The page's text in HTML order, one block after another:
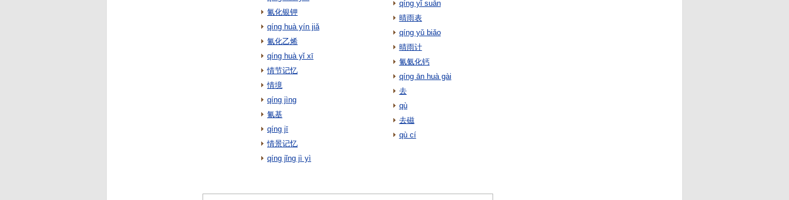
氰化银钾
qíng huà yín jiǎ
氰化乙烯
qíng huà yǐ xī
情节记忆
情境
qíng jìng
氰基
qíng jī
情景记忆
qíng jǐng jì yì
qíng yǐ suān
晴雨表
qíng yǔ biǎo
晴雨计
氰氨化钙
qíng ān huà gài
去
qù
去磁
qù cí